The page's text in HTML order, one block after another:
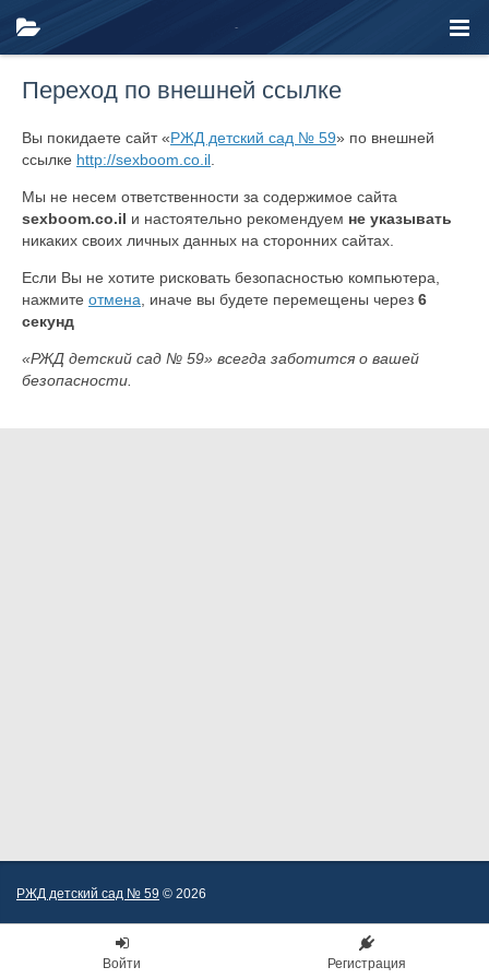
Переход по внешней ссылке
Вы покидаете сайт «РЖД детский сад № 59» по внешней
ссылке http://sexboom.co.il
Мы не несем ответственности за содержимое сайта
sexboom.co.il и настоятельно рекомендуем не указывать
никаких своих личных данных на сторонних сайтах.
Если Вы не хотите рисковать безопасностью компьютера,
нажмите отмена , иначе вы будете перемещены через 6
секунд
«РЖД детский сад № 59» всегда заботится о вашей
безопасности.
РЖД детский сад № 59 © 2026
Войти Регистрация